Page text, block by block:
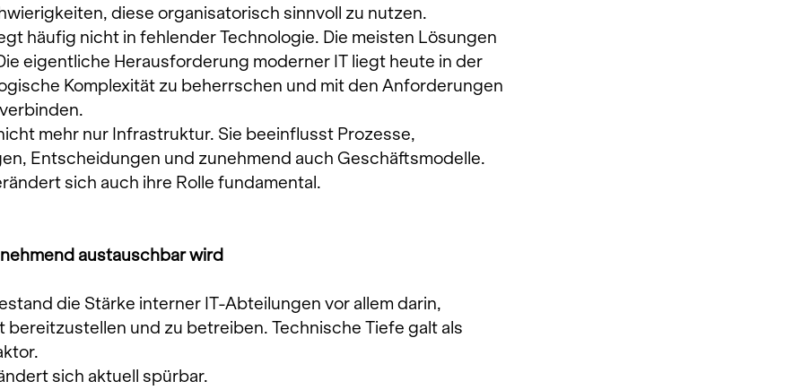
diese organisatorisch sinnvoll zu nutzen.
häufig nicht in fehlender Technologie. Die meisten Lösungen
eigentliche Herausforderung moderner IT liegt heute in der
Komplexität zu beherrschen und mit den Anforderungen
mehr nur Infrastruktur. Sie beeinflusst Prozesse,
Entscheidungen und zunehmend auch Geschäftsmodelle.
sich auch ihre Rolle fundamental.
austauschbar wird
die Stärke interner IT-Abteilungen vor allem darin,
bereitzustellen und zu betreiben. Technische Tiefe galt als
sich aktuell spürbar.